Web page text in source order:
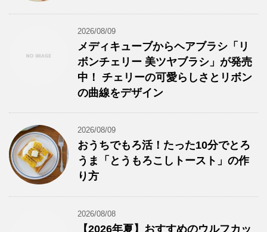
2026/08/09
メディキューブからヘアブラシ「リ
ボンチェリー 美ツヤブラシ」が発売
中！ チェリーの可愛らしさとリボン
の曲線をデザイン
2026/08/09
おうちでもろ活！たった10分でとろ
うま「とうもろこしトースト」の作
り方
2026/08/08
【2026年夏】おすすめのウルフカッ